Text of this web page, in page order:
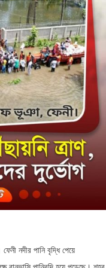
নদীর পানি বৃদ্ধি পেয়ে